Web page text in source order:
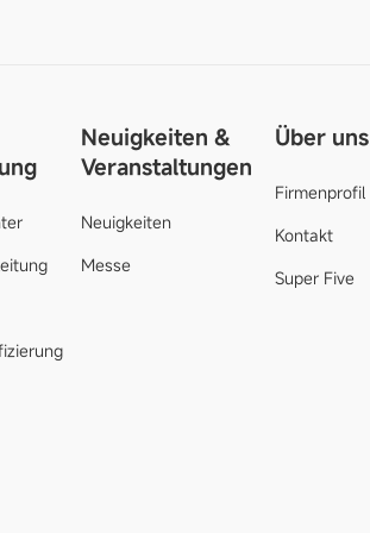
Neuigkeiten &
Veranstaltungen
Neuigkeiten
Messe
Über uns
Firmenprofil
Kontakt
Super Five